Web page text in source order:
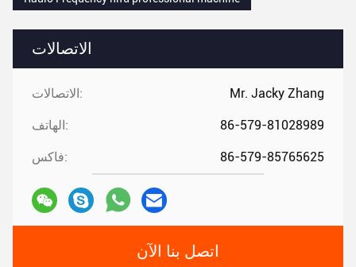
الاتصالات
الاتصالات: Mr. Jacky Zhang
الهاتف: 86-579-81028989
فاكس: 86-579-85765625
اتصل بنا الآن